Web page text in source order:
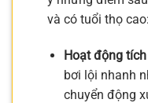
và có tuổi thọ cao:
Hoạt động
bơi lội nhanh
chuyển động